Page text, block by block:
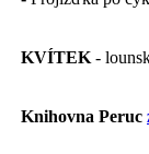
KVÍTEK -
Knihovna Peruc